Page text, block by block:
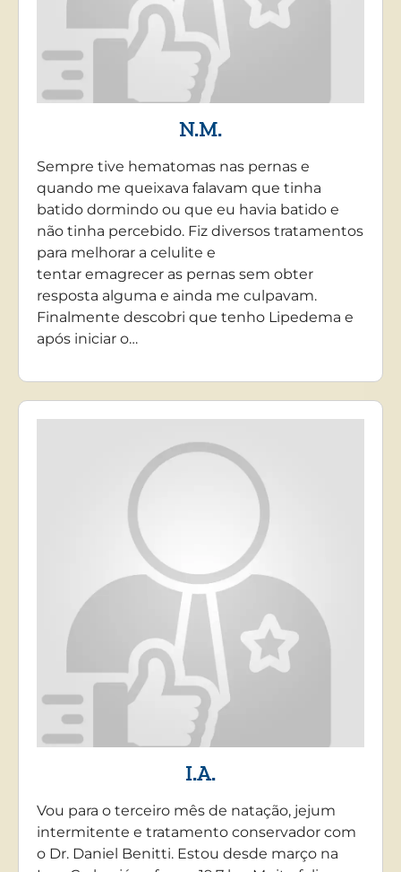
N.M.
Sempre tive hematomas nas pernas e
quando me queixava falavam que tinha
batido dormindo ou que eu havia batido e
não tinha percebido. Fiz diversos tratamentos
para melhorar a celulite e
tentar emagrecer as pernas sem obter
resposta alguma e ainda me culpavam.
Finalmente descobri que tenho Lipedema e
após iniciar o…
I.A.
Vou para o terceiro mês de natação, jejum
intermitente e tratamento conservador com
o Dr. Daniel Benitti. Estou desde março na